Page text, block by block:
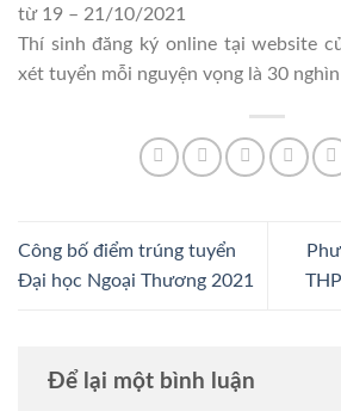
từ 19 – 21/10/2021
Thí sinh đăng ký online tại website
xét tuyển mỗi nguyện vọng là 30
Công bố điểm trúng tuyển
Đại học Ngoại Thương 2021
Để lại một bình luận